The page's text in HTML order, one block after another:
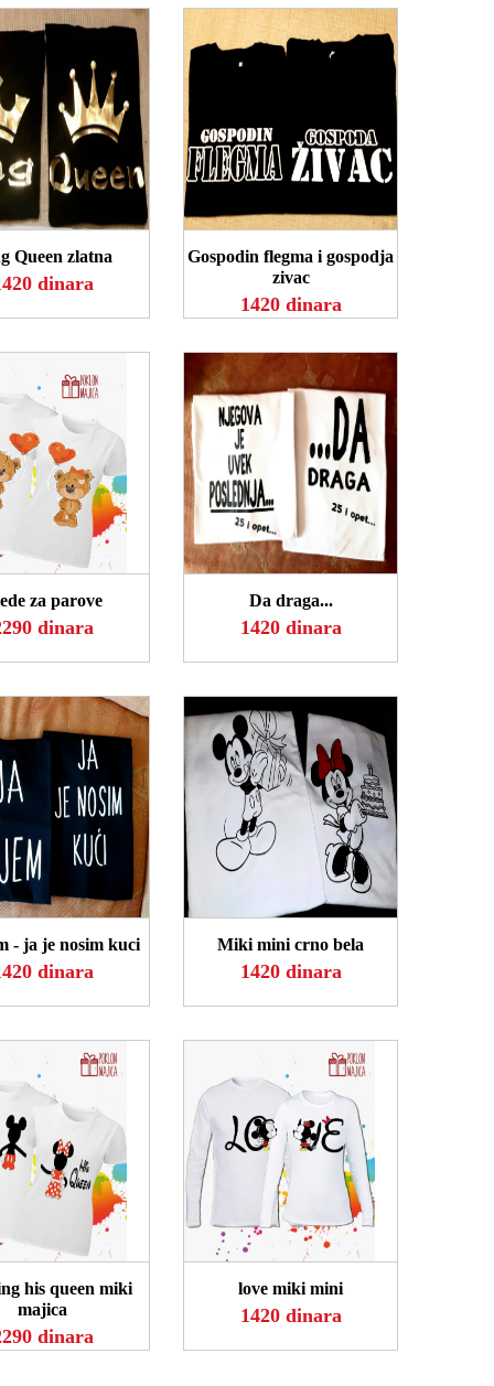
Queen zlatna
dinara
Gospodin flegma i gospodja
zivac
1420 dinara
za parove
dinara
POGLEDAJ
Da draga...
1420 dinara
- ja je nosim kuci
dinara
Miki mini crno bela
1420 dinara
his queen miki
majica
dinara
POGLEDAJ
love miki mini
1420 dinara